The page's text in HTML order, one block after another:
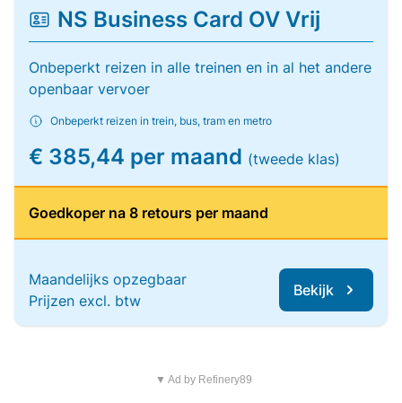
NS Business Card OV Vrij
Onbeperkt reizen in alle treinen en in al het andere
openbaar vervoer
Onbeperkt reizen in trein, bus, tram en metro
€ 385,44 per maand (tweede klas)
Goedkoper na 8 retours per maand
Maandelijks opzegbaar
Prijzen excl. btw
Bekijk
▼ Ad by Refinery89